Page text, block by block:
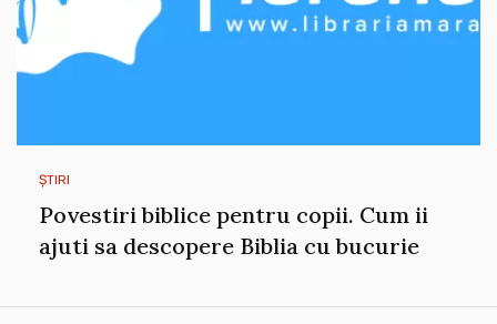
ȘTIRI
Povestiri biblice pentru copii. Cum ii
ajuti sa descopere Biblia cu bucurie